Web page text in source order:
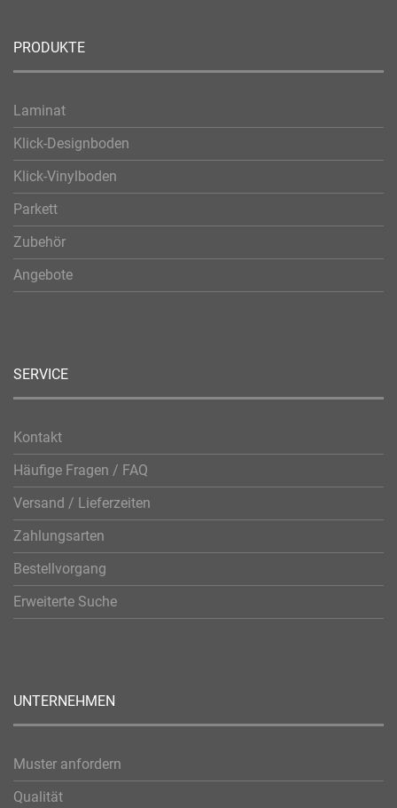
PRODUKTE
Laminat
Klick-Designboden
Klick-Vinylboden
Parkett
Zubehör
Angebote
SERVICE
Kontakt
Häufige Fragen / FAQ
Versand / Lieferzeiten
Zahlungsarten
Bestellvorgang
Erweiterte Suche
UNTERNEHMEN
Muster anfordern
Qualität